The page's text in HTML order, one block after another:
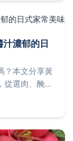
濃郁的日
？本文分享黃
從選肉、醃
皮酥脆、肉